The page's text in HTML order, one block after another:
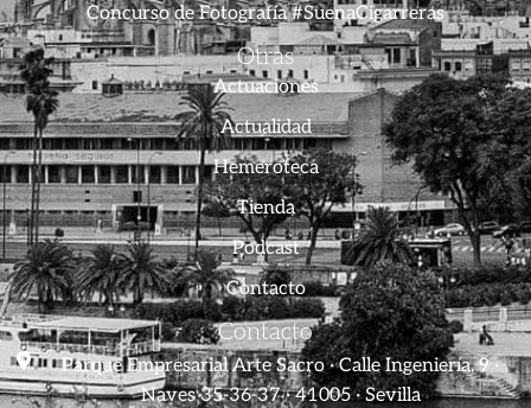
Concurso de Fotografía #SuenaCigarreras
Otras
Actuaciones
Actualidad
Hemeroteca
Tienda
Podcast
Contacto
Contacto
Parque Empresarial Arte Sacro · Calle Ingeniería, 9 ·
Naves 35-36-37 · 41005 · Sevilla